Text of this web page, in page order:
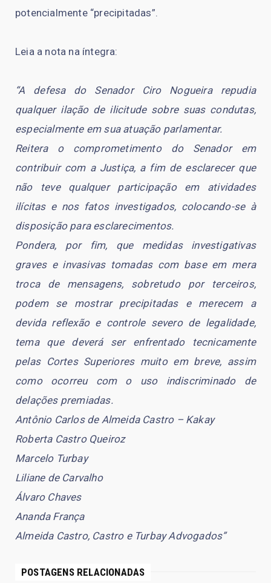
potencialmente “precipitadas”.
Leia a nota na íntegra:
“A defesa do Senador Ciro Nogueira repudia
qualquer ilação de ilicitude sobre suas condutas,
especialmente em sua atuação parlamentar.
Reitera o comprometimento do Senador em
contribuir com a Justiça, a fim de esclarecer que
não teve qualquer participação em atividades
ilícitas e nos fatos investigados, colocando-se à
disposição para esclarecimentos.
Pondera, por fim, que medidas investigativas
graves e invasivas tomadas com base em mera
troca de mensagens, sobretudo por terceiros,
podem se mostrar precipitadas e merecem a
devida reflexão e controle severo de legalidade,
tema que deverá ser enfrentado tecnicamente
pelas Cortes Superiores muito em breve, assim
como ocorreu com o uso indiscriminado de
delações premiadas.
Antônio Carlos de Almeida Castro – Kakay
Roberta Castro Queiroz
Marcelo Turbay
Liliane de Carvalho
Álvaro Chaves
Ananda França
Almeida Castro, Castro e Turbay Advogados”
POSTAGENS RELACIONADAS